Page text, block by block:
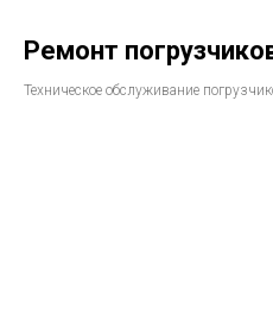
Ремонт
Техническое обслуживание